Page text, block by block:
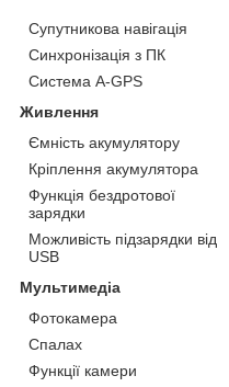
Супутникова навігація
Синхронізація з ПК
Система A-GPS
Живлення
Ємність акумулятору
Кріплення акумулятора
Функція бездротової
зарядки
Можливість підзарядки від
USB
Мультимедіа
Фотокамера
Спалах
Функції камери